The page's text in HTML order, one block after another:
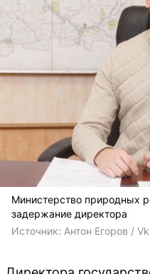
Министерство природных
задержание директора
Источник: Антон Егоров /